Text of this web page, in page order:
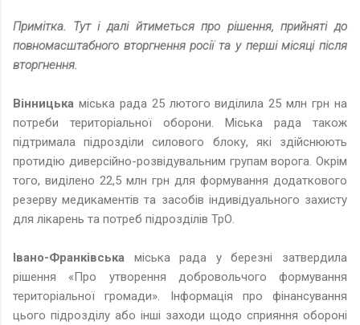
Примітка. Тут і далі йтиметься про рішення, прийняті до
повномасштабного вторгнення росії та у перші місяці після
вторгнення.
Вінницька міська рада 25 лютого виділила 25 млн грн на
потреби територіальної оборони. Міська рада також
підтримала підрозділи силового блоку, які здійснюють
протидію диверсійно-розвідувальним групам ворога. Окрім
того, виділено 22,5 млн грн для формування додаткового
резерву медикаментів та засобів індивідуального захисту
для лікарень та потреб підрозділів ТрО.
Івано-Франківська міська рада у березні затвердила
рішення «Про утворення добровольчого формування
територіальної громади». Інформація про фінансування
цього підрозділу або інші заходи щодо сприяння обороні